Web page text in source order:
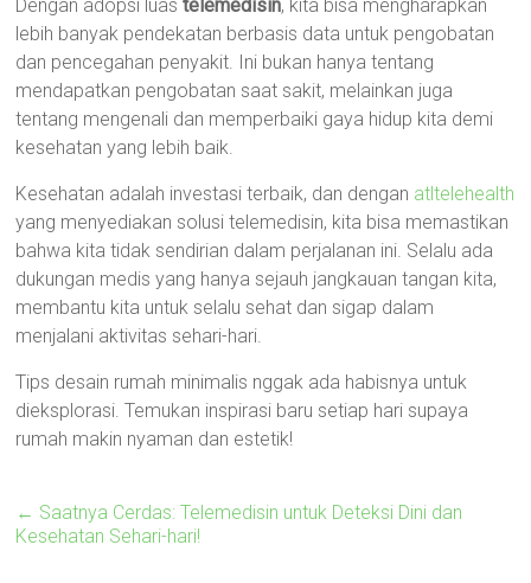
Dengan adopsi luastelemedisin, kita bisa mengharapkan
lebih banyak pendekatan berbasis data untuk pengobatan
dan pencegahan penyakit. Ini bukan hanya tentang
mendapatkan pengobatan saat sakit, melainkan juga
tentang mengenali dan memperbaiki gaya hidup kita demi
kesehatan yang lebih baik.
Kesehatan adalah investasi terbaik, dan dengan atltelehealth
yang menyediakan solusi telemedisin, kita bisa memastikan
bahwa kita tidak sendirian dalam perjalanan ini. Selalu ada
dukungan medis yang hanya sejauh jangkauan tangan kita,
membantu kita untuk selalu sehat dan sigap dalam
menjalani aktivitas sehari-hari.
Tips desain rumah minimalis nggak ada habisnya untuk
dieksplorasi. Temukan inspirasi baru setiap hari supaya
rumah makin nyaman dan estetik!
← Saatnya Cerdas: Telemedisin untuk Deteksi Dini dan
Kesehatan Sehari-hari!